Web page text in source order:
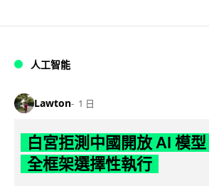
人工智能
Lawton 1 日
白宮拒測中國開放 AI 模
全框架選擇性執行